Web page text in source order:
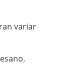
variar